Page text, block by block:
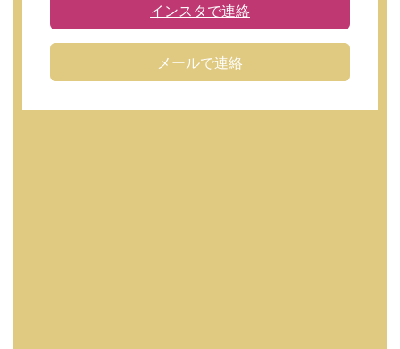
インスタで連絡
メールで連絡